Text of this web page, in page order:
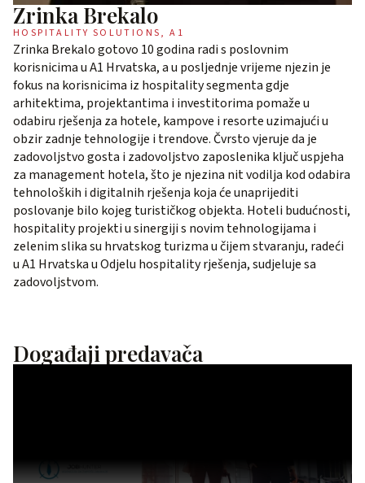
Zrinka Brekalo
HOSPITALITY SOLUTIONS, A1
Zrinka Brekalo gotovo 10 godina radi s poslovnim
korisnicima u A1 Hrvatska, a u posljednje vrijeme njezin je
fokus na korisnicima iz hospitality segmenta gdje
arhitektima, projektantima i investitorima pomaže u
odabiru rješenja za hotele, kampove i resorte uzimajući u
obzir zadnje tehnologije i trendove. Čvrsto vjeruje da je
zadovoljstvo gosta i zadovoljstvo zaposlenika ključ uspjeha
za management hotela, što je njezina nit vodilja kod odabira
tehnoloških i digitalnih rješenja koja će unaprijediti
poslovanje bilo kojeg turističkog objekta. Hoteli budućnosti,
hospitality projekti u sinergiji s novim tehnologijama i
zelenim slika su hrvatskog turizma u čijem stvaranju, radeći
u A1 Hrvatska u Odjelu hospitality rješenja, sudjeluje sa
zadovoljstvom.
Događaji predavača